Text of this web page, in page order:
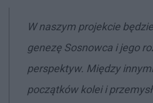
W naszym projekcie
genezę Sosnowca i jego
perspektyw. Między
początków kolei i